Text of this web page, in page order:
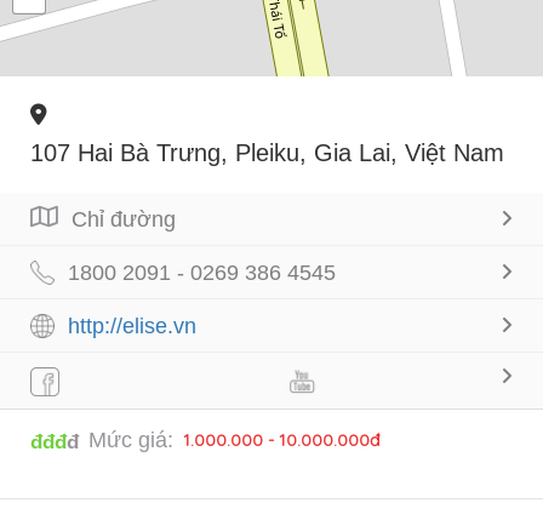
107 Hai Bà Trưng, Pleiku, Gia Lai, Việt Nam
Chỉ đường
1800 2091 - 0269 386 4545
http://elise.vn
đđđđ Mức giá: 1.000.000 - 10.000.000đ